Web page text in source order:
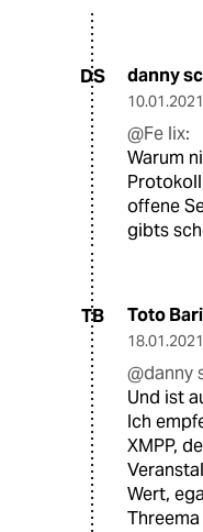
DS danny
10.01.2021
@Fe lix:
Warum
offene
gibts
TB Toto
18.01.2021
@danny
Und ist
Ich
XMPP,
Wert,